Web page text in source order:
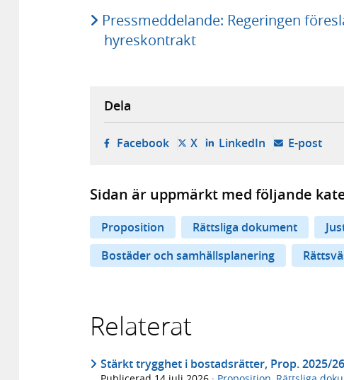
Pressmeddelande: Regeringen
hyreskontrakt
Dela
Facebook- öppnas i ny flik, extern
X- öppnas i ny flik, extern
LinkedIn- öppnas i ny
E-post-
Sidan är uppmärkt med följande
Proposition Rättsliga dokument
Bostäder och samhällsplanering
Relaterat
Stärkt trygghet i bostadsrätter, Prop. 2025/